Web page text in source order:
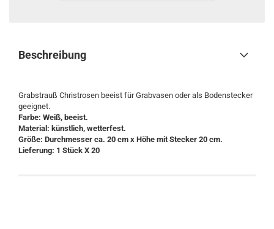
Beschreibung
Grabstrauß Christrosen beeist für Grabvasen oder als Bodenstecker
geeignet.
Farbe: Weiß, beeist.
Material: künstlich, wetterfest.
Größe: Durchmesser ca. 20 cm x Höhe mit Stecker 20 cm.
Lieferung: 1 Stück X 20